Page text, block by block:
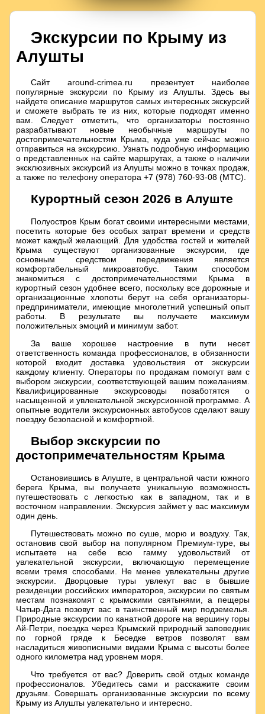
Экскурсии по Крыму из
Алушты
Сайт around-crimea.ru презентует наиболее
популярные экскурсии по Крыму из Алушты. Здесь вы
найдете описание маршрутов самых интересных экскурсий
и сможете выбрать те из них, которые подходят именно
вам. Следует отметить, что организаторы постоянно
разрабатывают новые необычные маршруты по
достопримечательностям Крыма, куда уже сейчас можно
отправиться на экскурсию. Узнать подробную информацию
о представленных на сайте маршрутах, а также о наличии
эксклюзивных экскурсий из Алушты можно в точках продаж,
а также по телефону оператора +7 (978) 760-93-08 (МТС).
Курортный сезон 2026 в Алуште
Полуостров Крым богат своими интересными местами,
посетить которые без особых затрат времени и средств
может каждый желающий. Для удобства гостей и жителей
Крыма существуют организованные экскурсии, где
основным средством передвижения является
комфортабельный микроавтобус. Таким способом
знакомиться с достопримечательностями Крыма в
курортный сезон удобнее всего, поскольку все дорожные и
организационные хлопоты берут на себя организаторы-
предприниматели, имеющие многолетний успешный опыт
работы. В результате вы получаете максимум
положительных эмоций и минимум забот.
За ваше хорошее настроение в пути несет
ответственность команда профессионалов, в обязанности
которой входит доставка удовольствия от экскурсии
каждому клиенту. Операторы по продажам помогут вам с
выбором экскурсии, соответствующей вашим пожеланиям.
Квалифицированные экскурсоводы позаботятся о
насыщенной и увлекательной экскурсионной программе. А
опытные водители экскурсионных автобусов сделают вашу
поездку безопасной и комфортной.
Выбор экскурсии по
достопримеча­тельностям Крыма
Остановившись в Алуште, в центральной части южного
берега Крыма, вы получаете уникальную возможность
путешествовать с легкостью как в западном, так и в
восточном направлении. Экскурсия займет у вас максимум
один день.
Путешествовать можно по суше, морю и воздуху. Так,
остановив свой выбор на популярном Премиум-туре, вы
испытаете на себе всю гамму удовольствий от
увлекательной экскурсии, включающую перемещение
всеми тремя способами. Не менее увлекательны другие
экскурсии. Дворцовые туры увлекут вас в бывшие
резиденции российских императоров, экскурсии по святым
местам познакомят с крымскими святынями, а пещеры
Чатыр-Дага позовут вас в таинственный мир подземелья.
Природные экскурсии по канатной дороге на вершину горы
Ай-Петри, поездка через Крымский природный заповедник
по горной гряде к Беседке ветров позволят вам
насладиться живописными видами Крыма с высоты более
одного километра над уровнем моря.
Что требуется от вас? Доверить свой отдых команде
профессионалов. Убедитесь сами и расскажите своим
друзьям. Совершать организованные экскурсии по всему
Крыму из Алушты увлекательно и интересно.